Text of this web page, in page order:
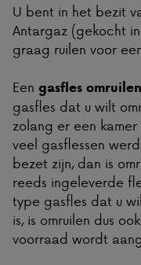
U bent in het bezit
Antargaz (gekocht
graag ruilen voor
Een gasfles omruilen
gasfles dat u wilt
zolang er een
veel gasflessen
bezet zijn, dan is
reeds ingeleverde
type gasfles dat u
is, is omruilen dus
voorraad wordt